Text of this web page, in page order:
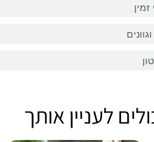
לעניין אותך